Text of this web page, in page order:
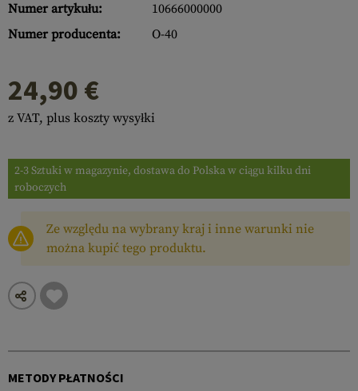
Numer artykułu:
10666000000
Numer producenta:
O-40
24,90 €
z VAT, plus koszty wysyłki
2-3 Sztuki w magazynie, dostawa do Polska w ciągu kilku dni
roboczych
Ze względu na wybrany kraj i inne warunki nie
można kupić tego produktu.
METODY PŁATNOŚCI